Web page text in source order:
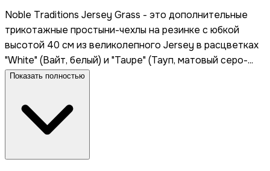
Noble Traditions Jersey Grass - это дополнительные
трикотажные простыни-чехлы на резинке с юбкой
высотой 40 см из великолепного Jersey в расцветках
"White" (Вайт, белый) и "Taupe" (Тауп, матовый серо-...
Показать полностью